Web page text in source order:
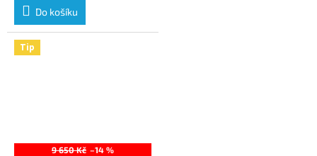
Do košíku
Tip
9 650 Kč –14 %